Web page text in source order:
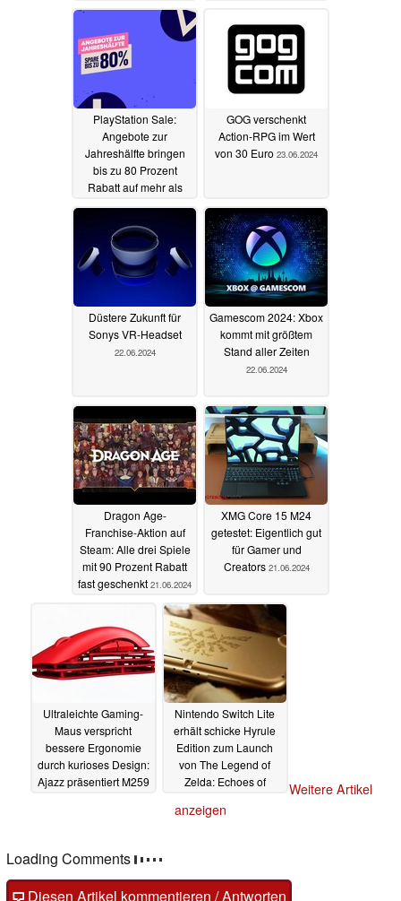
27.06.2024
Absolution25.06.2024
PlayStation Sale:
Angebote zur
Jahreshälfte bringen
bis zu 80 Prozent
Rabatt auf mehr als
24.06.2024
GOG verschenkt
Action-RPG im Wert
von 30 Euro 23.06.2024
Düstere Zukunft für
Sonys VR-Headset
22.06.2024
Gamescom 2024: Xbox
kommt mit größtem
Stand aller Zeiten
22.06.2024
Dragon Age-
Franchise-Aktion auf
Steam: Alle drei Spiele
mit 90 Prozent Rabatt
fast geschenkt 21.06.2024
XMG Core 15 M24
getestet: Eigentlich gut
für Gamer und
Creators 21.06.2024
Ultraleichte Gaming-
Maus verspricht
bessere Ergonomie
durch kurioses Design:
Ajazz präsentiert M259
Nintendo Switch Lite
erhält schicke Hyrule
Edition zum Launch
von The Legend of
Zelda: Echoes of
Weitere Artikel
anzeigen
Loading Comments
Diesen Artikel kommentieren / Antworten